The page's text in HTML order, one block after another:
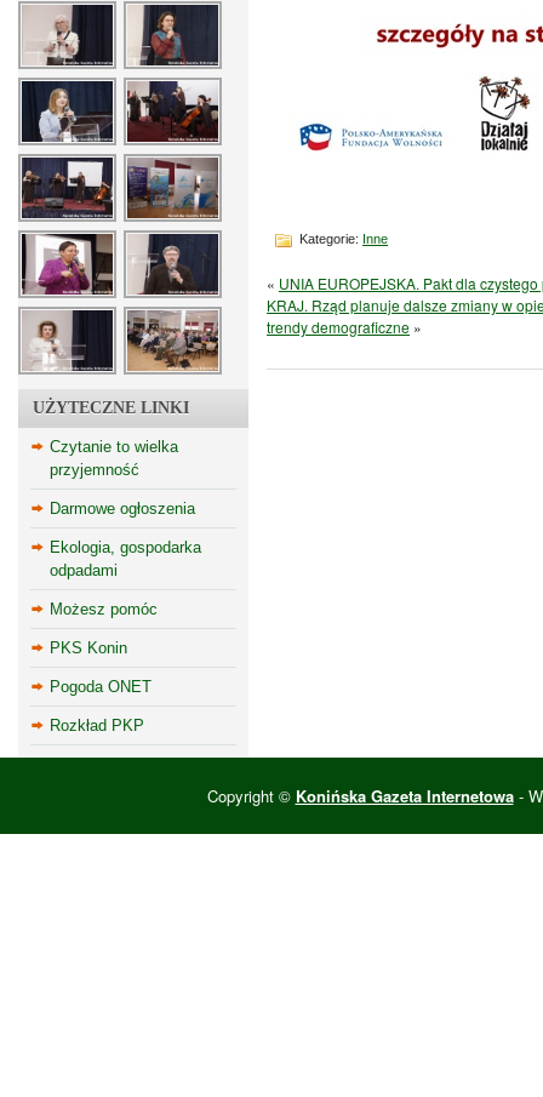
UŻYTECZNE LINKI
Czytanie to wielka
przyjemność
Darmowe ogłoszenia
Ekologia, gospodarka
odpadami
Możesz pomóc
PKS Konin
Pogoda ONET
Rozkład PKP
Kategorie: Inne
« UNIA EUROPEJSKA. Pakt dla czystego
KRAJ. Rząd planuje dalsze zmiany w
trendy demograficzne »
Copyright © Konińska Gazeta Internetowa-